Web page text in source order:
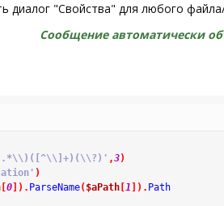
диалог "Свойства" для любого
Сообщение автоматически
,3)
)
[ 0] ) . ParseName( $aPath[ 1 ) . Path